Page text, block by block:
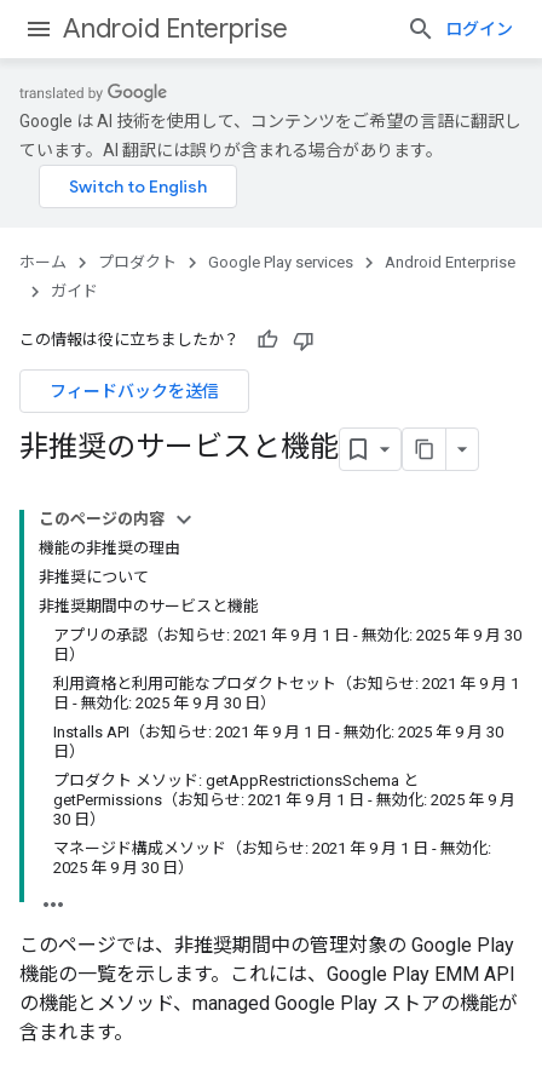
Android Enterprise ログイン
Google は AI 技術を使用して、コンテンツをご希望の言語に翻訳し
ています。AI 翻訳には誤りが含まれる場合があります。
ホーム プロダクト Google Play services
Android Enterprise
ガイド
この情報は役に立ちましたか？
フィードバックを送信
非推奨のサービスと機能
このページの内容
機能の非推奨の理由
非推奨について
非推奨期間中のサービスと機能
アプリの承認（お知らせ: 2021 年 9 月 1 日 - 無効化: 2025 年 9 月 30
日）
利用資格と利用可能なプロダクトセット（お知らせ: 2021 年 9 月 1
日 - 無効化: 2025 年 9 月 30 日）
Installs API（お知らせ: 2021 年 9 月 1 日 - 無効化: 2025 年 9 月 30
日）
プロダクト メソッド: getAppRestrictionsSchema と
getPermissions（お知らせ: 2021 年 9 月 1 日 - 無効化: 2025 年 9 月
30 日）
マネージド構成メソッド（お知らせ: 2021 年 9 月 1 日 - 無効化:
2025 年 9 月 30 日）
このページでは、非推奨期間中の管理対象の Google Play
機能の一覧を示します。これには、Google Play EMM API
の機能とメソッド、managed Google Play ストアの機能が
含まれます。